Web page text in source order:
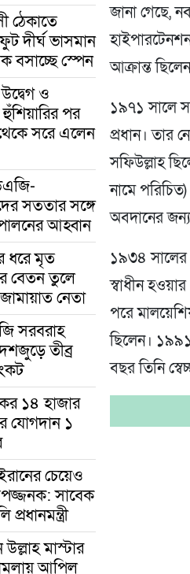
ঠেকাতে
দীর্ঘ ভাসমান
বসাচ্ছে স্পেন
ও
পর
সরে এলেন
সততার সঙ্গে
আহ্বান
ধরে মৃত
বেতন তুলে
নেতা
সরবরাহ
তীব্র
১৪ হাজার
যোগদান ১
চেয়েও
সাবেক
মাস্টার
আপিল
জানা গেছে,
আক্রান্ত
১৯৭১ সালে
প্রধান। তার
সফিউল্লাহ
নামে
অবদানের জন্য
১৯৩৪ সালের
স্বাধীন
পরে
ছিলেন।
বছর তিনি